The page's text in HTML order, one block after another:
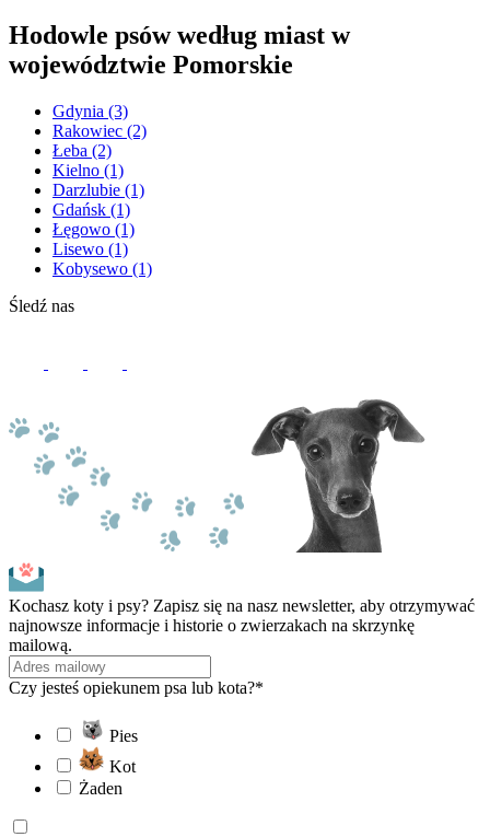
Hodowle psów według miast w
województwie Pomorskie
Gdynia (3)
Rakowiec (2)
Łeba (2)
Kielno (1)
Darzlubie (1)
Gdańsk (1)
Łęgowo (1)
Lisewo (1)
Kobysewo (1)
Śledź nas
Kochasz koty i psy? Zapisz się na nasz newsletter, aby otrzymywać
najnowsze informacje i historie o zwierzakach na skrzynkę
mailową.
Czy jesteś opiekunem psa lub kota?*
Pies
Kot
Żaden